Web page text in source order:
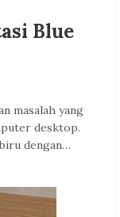
Blue
masalah yang
desktop.
dengan…